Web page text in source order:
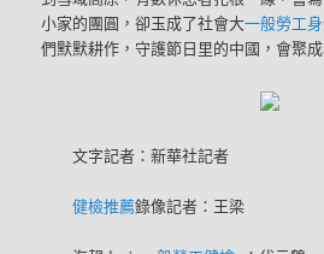
小家的團圓，卻玉成了社會大一般勞工
們默默耕作，守護節日里的中國，會聚
文字記者：新華社記者
健檢推薦錄像記者：王梁